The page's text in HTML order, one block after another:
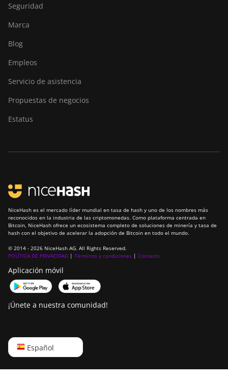
Seguridad
Marca
Blog
Empleos
Servicio de asistencia
Propuestas de negocios
Estatus
NiceHash es el mercado líder mundial en tasa de hash y uno de los nombres más
reconocidos en la industria de las criptomonedas. Como plataforma centrada en
Bitcoin, NiceHash ofrece un ecosistema completo de soluciones de minería y tasa de
hash con el objetivo de acelerar la adopción de Bitcoin en todo el mundo.
© 2014 - 2026 NiceHash AG. All Rights Reserved.
POLÍTICA DE PRIVACIDAD | Términos y condiciones | Contacto
Aplicación móvil
¡Únete a nuestra comunidad!
Español
English